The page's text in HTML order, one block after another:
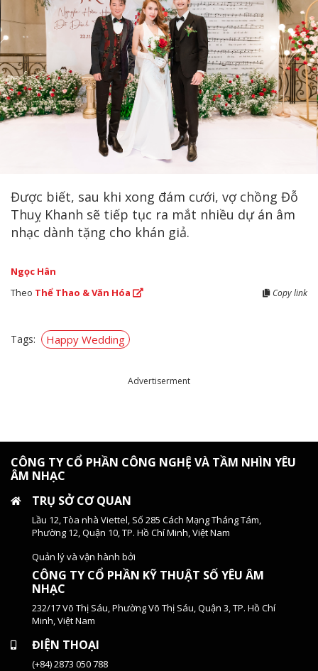
Được biết, sau khi xong đám cưới, vợ chồng Đỗ
Thuỵ Khanh sẽ tiếp tục ra mắt nhiều dự án âm
nhạc dành tặng cho khán giả.
Ngọc Hân
Theo Thể Thao & Văn Hóa Copy link
Tags: Happy Wedding
Advertiserment
CÔNG TY CỔ PHẦN CÔNG NGHỆ VÀ TẦM NHÌN YÊU
ÂM NHẠC
TRỤ SỞ CƠ QUAN
Lầu 12, Tòa nhà Viettel, Số 285 Cách Mạng Tháng Tám,
Phường 12, Quận 10, TP. Hồ Chí Minh, Việt Nam
Quản lý và vận hành bởi
CÔNG TY CỔ PHẦN KỸ THUẬT SỐ YÊU ÂM
NHẠC
232/17 Võ Thị Sáu, Phường Võ Thị Sáu, Quận 3, TP. Hồ Chí
Minh, Việt Nam
ĐIỆN THOẠI
(+84) 2873 050 788